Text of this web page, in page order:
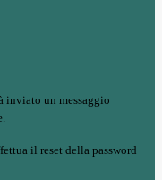
inviato un messaggio
il reset della password